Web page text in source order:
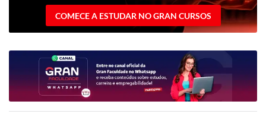
COMECE A ESTUDAR NO GRAN CURSOS